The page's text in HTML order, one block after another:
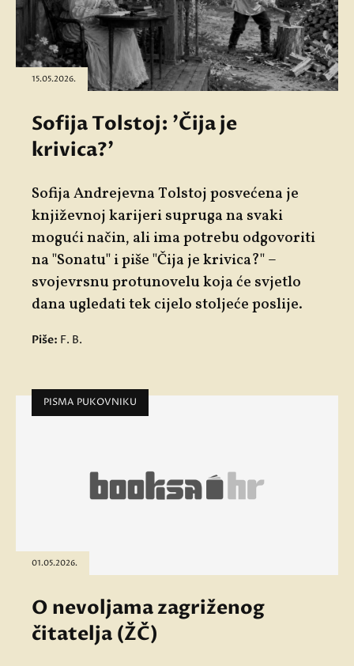
15.05.2026.
Sofija Tolstoj: 'Čija je
krivica?'
Sofija Andrejevna Tolstoj posvećena je
književnoj karijeri supruga na svaki
mogući način, ali ima potrebu odgovoriti
na "Sonatu"i piše "Čija je krivica?"–
svojevrsnu protunovelu koja će svjetlo
dana ugledati tek cijelo stoljeće poslije.
Piše: F. B.
PISMA PUKOVNIKU
01.05.2026.
O nevoljama zagriženog
čitatelja (ŽČ)